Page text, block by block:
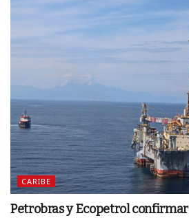
CARIBE
Petrobras y Ecopetrol